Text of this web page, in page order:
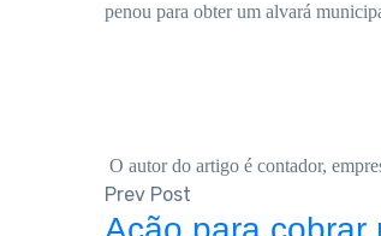
penou para obter um alvará
O autor do artigo é contador,
Prev Post